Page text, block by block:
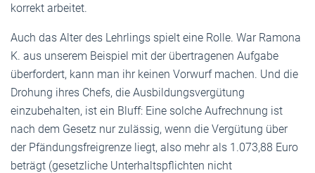
korrekt arbeitet.
Auch das Alter des Lehrlings spielt eine Rolle. War Ramona
K. aus unserem Beispiel mit der übertragenen Aufgabe
überfordert, kann man ihr keinen Vorwurf machen. Und die
Drohung ihres Chefs, die Ausbildungsvergütung
einzubehalten, ist ein Bluff: Eine solche Aufrechnung ist
nach dem Gesetz nur zulässig, wenn die Vergütung über
der Pfändungsfreigrenze liegt, also mehr als 1.073,88 Euro
beträgt (gesetzliche Unterhaltspflichten nicht